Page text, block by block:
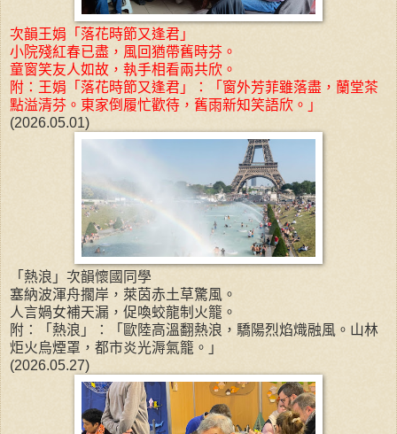
次韻王娟「落花時節又逢君」
小院殘紅春已盡，風回猶帶舊時芬。
童窗笑友人如故，執手相看兩共欣。
附：王娟「落花時節又逢君」：「窗外芳菲雖落盡，蘭堂茶
點溢清芬。東家倒履忙歡待，舊雨新知笑語欣。」
(2026.05.01)
「熱浪」次韻懷國同學
塞納波渾舟擱岸，萊茵赤土草驚風。
人言媧女補天漏，促喚蛟龍制火籠。
附：「熱浪」：「歐陸高溫翻熱浪，驕陽烈焰熾融風。山林
炬火烏煙罩，都市炎光溽氣籠。」
(2026.05.27)